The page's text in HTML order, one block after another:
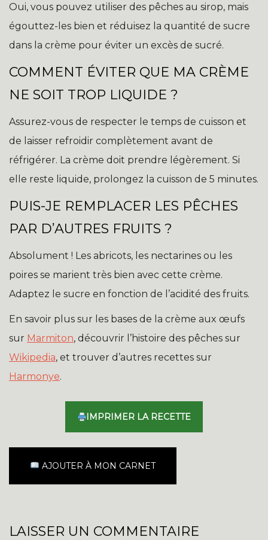
Oui, vous pouvez utiliser des pêches au sirop, mais
égouttez-les bien et réduisez la quantité de sucre
dans la crème pour éviter un excès de sucré.
COMMENT ÉVITER QUE MA CRÈME
NE SOIT TROP LIQUIDE ?
Assurez-vous de respecter le temps de cuisson et
de laisser refroidir complètement avant de
réfrigérer. La crème doit prendre légèrement. Si
elle reste liquide, prolongez la cuisson de 5 minutes.
PUIS-JE REMPLACER LES PÊCHES
PAR D’AUTRES FRUITS ?
Absolument ! Les abricots, les nectarines ou les
poires se marient très bien avec cette crème.
Adaptez le sucre en fonction de l’acidité des fruits.
En savoir plus sur les bases de la crème aux œufs
sur Marmiton, découvrir l’histoire des pêches sur
Wikipedia, et trouver d’autres recettes sur
Harmonye.
IMPRIMER LA RECETTE
AJOUTER À MON CARNET
LAISSER UN COMMENTAIRE